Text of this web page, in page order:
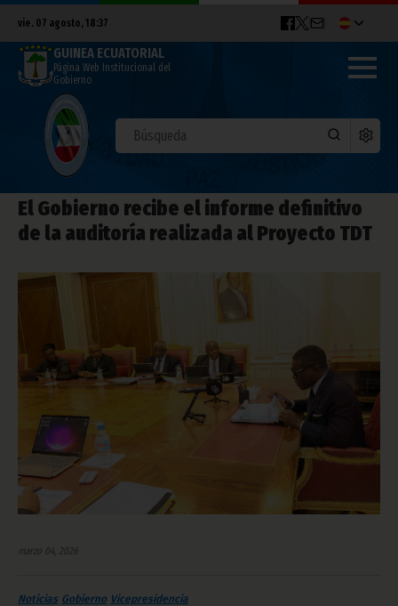
vie. 07 agosto, 18:37
GUINEA ECUATORIAL
Página Web Institucional del
Gobierno
El Gobierno recibe el informe definitivo
de la auditoría realizada al Proyecto TDT
marzo 04, 2026
Noticias Gobierno Vicepresidencia